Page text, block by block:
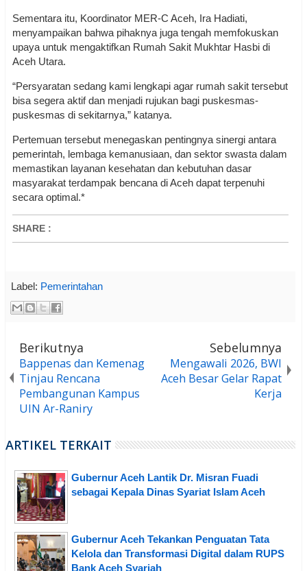
Sementara itu, Koordinator MER-C Aceh, Ira Hadiati,
menyampaikan bahwa pihaknya juga tengah memfokuskan
upaya untuk mengaktifkan Rumah Sakit Mukhtar Hasbi di
Aceh Utara.
“Persyaratan sedang kami lengkapi agar rumah sakit tersebut
bisa segera aktif dan menjadi rujukan bagi puskesmas-
puskesmas di sekitarnya,” katanya.
Pertemuan tersebut menegaskan pentingnya sinergi antara
pemerintah, lembaga kemanusiaan, dan sektor swasta dalam
memastikan layanan kesehatan dan kebutuhan dasar
masyarakat terdampak bencana di Aceh dapat terpenuhi
secara optimal.*
SHARE :
Label: Pemerintahan
Berikutnya
Bappenas dan Kemenag
Tinjau Rencana
Pembangunan Kampus
UIN Ar-Raniry
Sebelumnya
Mengawali 2026, BWI
Aceh Besar Gelar Rapat
Kerja
ARTIKEL TERKAIT
Gubernur Aceh Lantik Dr. Misran Fuadi
sebagai Kepala Dinas Syariat Islam Aceh
Gubernur Aceh Tekankan Penguatan Tata
Kelola dan Transformasi Digital dalam RUPS
Bank Aceh Syariah